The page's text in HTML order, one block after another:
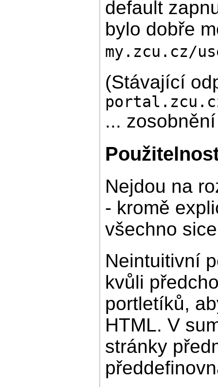
default
bylo dobře
my.zcu.cz/
(Stávající
...
Nejdou na
- kromě
všechno
Neintuitivní
kvůli
portletíků,
HTML. V
stránky